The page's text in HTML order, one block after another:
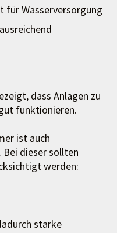
für Wasserversorgung
dass Anlagen zu
funktionieren.
ist auch
Bei dieser sollten
werden:
starke